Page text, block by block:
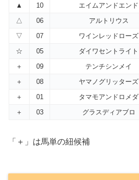
▲
10 エイムアンドエンド
△
06 アルトリウス
▽
07 ワインレッドローズ
☆
05 ダイワセントライト
＋
09 テンチシンメイ
＋
08 ヤマノグリッターズ
＋
01 タマモアンドロメダ
＋
03 グラスディアブロ
「＋」は馬単の紐候補